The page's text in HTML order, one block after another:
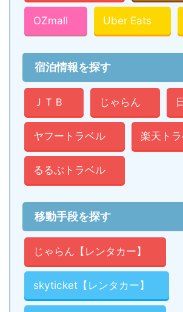
OZmall Uber Eats
宿泊情報を探す
ＪＴＢ じゃらん
ヤフートラベル 楽天ト
るるぶトラベル
移動手段を探す
じゃらん【レンタカー】
skyticket【レンタカー】